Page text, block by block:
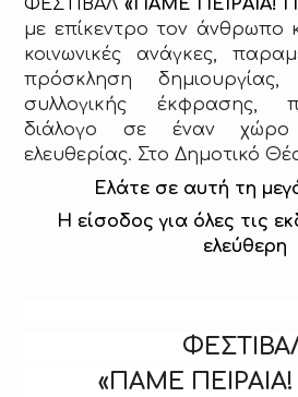
ΦΕΣΤΙΒΑΛ «ΠΑΜΕ ΠΕΙΡΑΙΑ!
με επίκεντρο τον άνθρωπο
κοινωνικές ανάγκες,
πρόσκληση δημιουργίας,
συλλογικής έκφρασης,
διάλογο σε έναν
ελευθερίας. Στο Δημοτικό
Ελάτε σε αυτή τη
Η είσοδος για όλες τις
ελεύθερη
«ΠΑΜΕ